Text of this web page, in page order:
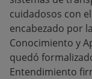
cuidadosos con
encabezado por
Conocimiento y
quedó
Entendimiento